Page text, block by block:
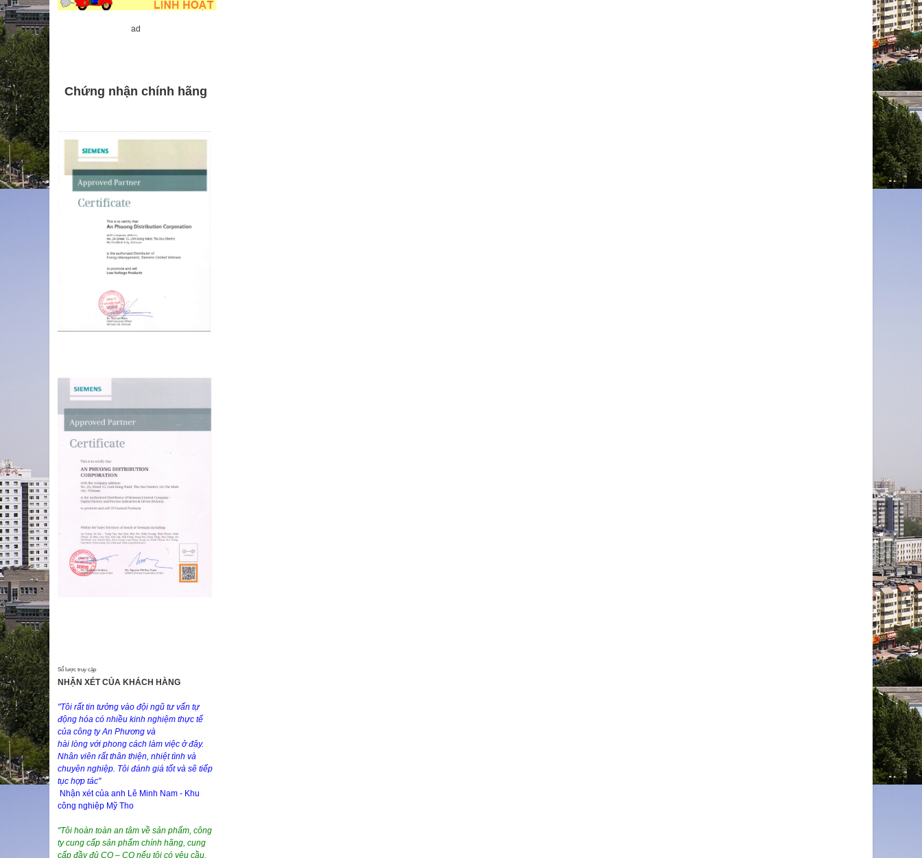
ad
Chứng nhận chính hãng
Số lược truy cập
NHẬN XÉT CỦA KHÁCH HÀNG
"Tôi rất tin tưởng vào đội ngũ tư vấn tự
động hóa có nhiều kinh nghiệm thực tế
của công ty An Phương và
hài lòng với phong cách làm việc ở đây.
Nhân viên rất thân thiện, nhiệt tình và
chuyên nghiệp. Tôi đánh giá tốt và sẽ tiếp
tục hợp tác"
Nhận xét của anh Lê Minh Nam - Khu
công nghiệp Mỹ Tho
"Tôi hoàn toàn an tâm về sản phẩm, công
ty cung cấp sản phẩm chính hãng, cung
cấp đầy đủ CO – CQ nếu tôi có yêu cầu,